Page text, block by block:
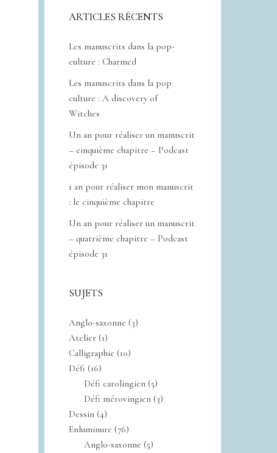
ARTICLES RÉCENTS
Les manuscrits dans la pop-
culture : Charmed
Les manuscrits dans la pop
culture : A discovery of
Witches
Un an pour réaliser un manuscrit
– cinquième chapitre – Podcast
épisode 31
1 an pour réaliser mon manuscrit
: le cinquième chapitre
Un an pour réaliser un manuscrit
– quatrième chapitre – Podcast
épisode 31
SUJETS
Anglo-saxonne (3)
Atelier (1)
Calligraphie (10)
Défi (16)
Défi carolingien (5)
Défi mérovingien (3)
Dessin (4)
Enluminure (76)
Anglo-saxonne (5)